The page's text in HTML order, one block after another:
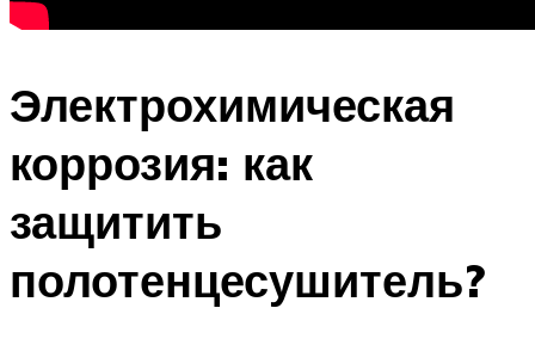
Электрохимическая
коррозия: как
защитить
полотенцесушитель?